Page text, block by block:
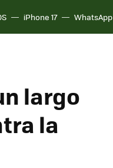
iPhone 17 WhatsApp
largo
la